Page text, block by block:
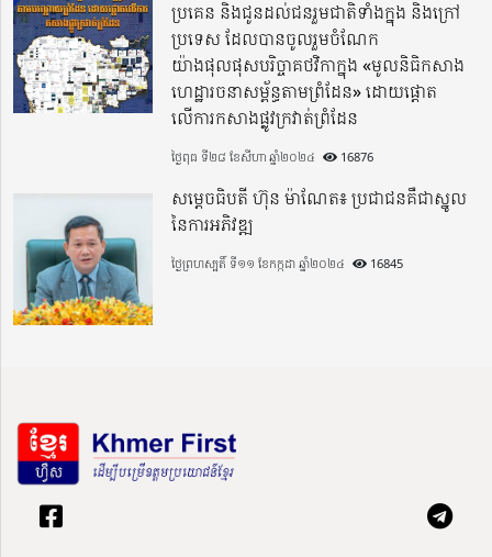
ប្រគេន និងជូនដល់ជនរួមជាតិទាំងក្នុង​ និងក្រៅ
ប្រទេស​ ដែលបានចូលរួមចំណែក
យ៉ាងផុលផុសបរិច្ចាគថវិកាក្នុង «មូលនិធិកសាង
ហេដ្ឋារចនាសម្ព័ន្ធតាមព្រំដែន» ដោយផ្ដោត
លើការកសាងផ្លូវក្រវាត់ព្រំដែន
ថ្ងៃពុធ ទី២៨ ខែសីហា ឆ្នាំ២០២៤ 16876
សម្តេចធិបតី ហ៊ុន ម៉ាណែត៖ ប្រជាជនគឺជាស្នូល
នៃការអភិវឌ្ឍ
ថ្ងៃព្រហស្បតិ៍ ទី១១ ខែកក្កដា ឆ្នាំ២០២៤ 16845